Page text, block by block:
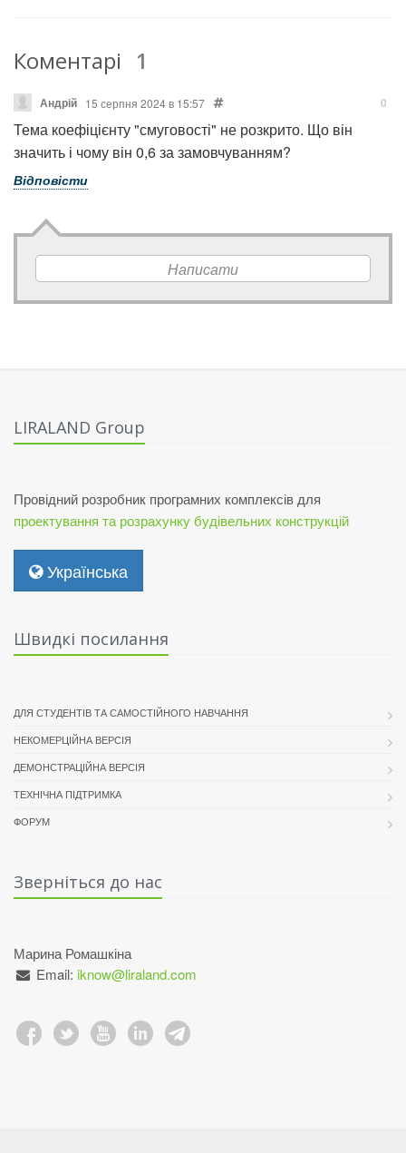
Коментарі 1
Андрій 15 серпня 2024 в 15:57 0
Тема коефіцієнту "смуговості" не розкрито. Що він
значить і чому він 0,6 за замовчуванням?
Відповісти
Написати
LIRALAND Group
Провідний розробник програмних комплексів для
проектування та розрахунку будівельних конструкцій
Українська
Швидкі посилання
ДЛЯ СТУДЕНТІВ ТА САМОСТІЙНОГО НАВЧАННЯ
НЕКОМЕРЦІЙНА ВЕРСІЯ
ДЕМОНСТРАЦІЙНА ВЕРСІЯ
ТЕХНІЧНА ПІДТРИМКА
ФОРУМ
Зверніться до нас
Марина Ромашкіна
Email: iknow@liraland.com